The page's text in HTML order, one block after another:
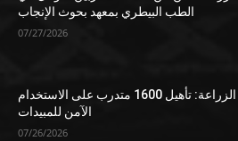
الطب البيطري بمعهد بحوث الإنجاب
07/27/2026
الزراعة: تأهيل 1600 متدرب على الاستخدام
الآمن للمبيدات
07/26/2026